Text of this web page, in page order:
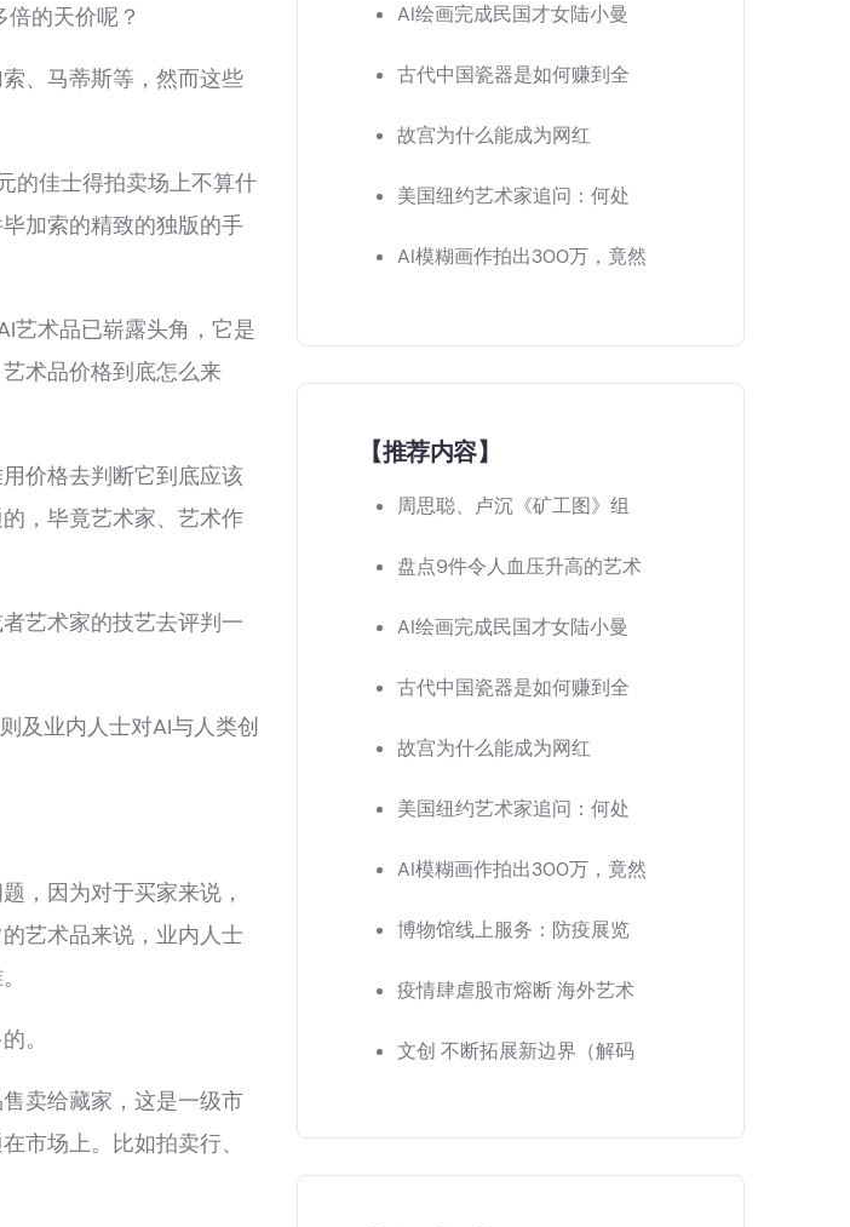
的天价呢？
、马蒂斯等，然而这些
佳士得拍卖场上不算什
加索的精致的独版的手
艺术品已崭露头角，它是
术品价格到底怎么来
价格去判断它到底应该
，毕竟艺术家、艺术作
艺术家的技艺去评判一
及业内人士对AI与人类创
，因为对于买家来说，
艺术品来说，业内人士
。
卖给藏家，这是一级市
市场上。比如拍卖行、
AI绘画完成民国才女陆小曼
古代中国瓷器是如何赚到全
故宫为什么能成为网红
美国纽约艺术家追问：何处
AI模糊画作拍出300万，竟然
【推荐内容】
周思聪、卢沉《矿工图》组
盘点9件令人血压升高的艺术
AI绘画完成民国才女陆小曼
古代中国瓷器是如何赚到全
故宫为什么能成为网红
美国纽约艺术家追问：何处
AI模糊画作拍出300万，竟然
博物馆线上服务：防疫展览
疫情肆虐股市熔断 海外艺术
文创 不断拓展新边界（解码